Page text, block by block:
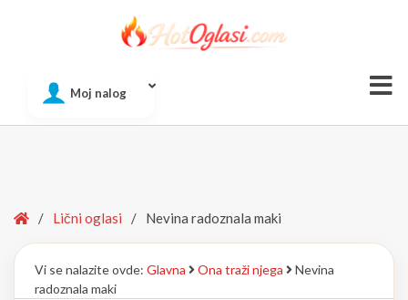
Moj nalog
Home
/ Lični oglasi / Nevina radoznala maki
Vi se nalazite ovde: Glavna Ona traži njega
Nevina
radoznala maki